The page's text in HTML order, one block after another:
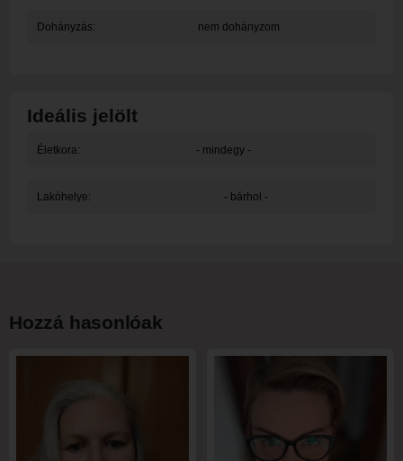
Dohányzás: nem dohányzom
Ideális jelölt
Életkora: - mindegy -
Lakóhelye: - bárhol -
Hozzá hasonlóak